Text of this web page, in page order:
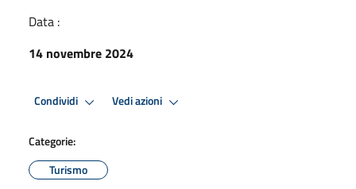
Data :
14 novembre 2024
Condividi Vedi azioni
Categorie:
Turismo